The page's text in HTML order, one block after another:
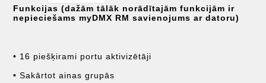
Funkcijas (dažām tālāk norādītajām funkcijām ir
nepieciešams myDMX RM savienojums ar datoru)
• 16 piešķirami portu aktivizētāji
• Sakārtot ainas grupās